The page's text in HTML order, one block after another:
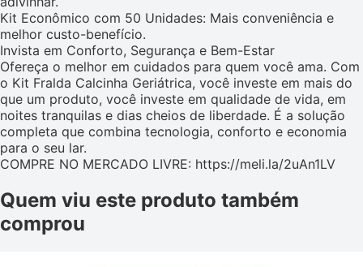
Kit Econômico com 50 Unidades: Mais conveniência e
melhor custo-benefício.
Invista em Conforto, Segurança e Bem-Estar
Ofereça o melhor em cuidados para quem você ama. Com
o Kit Fralda Calcinha Geriátrica, você investe em mais do
que um produto, você investe em qualidade de vida, em
noites tranquilas e dias cheios de liberdade. É a solução
completa que combina tecnologia, conforto e economia
para o seu lar.
COMPRE NO MERCADO LIVRE: https://meli.la/2uAn1LV
Quem viu este produto também
comprou